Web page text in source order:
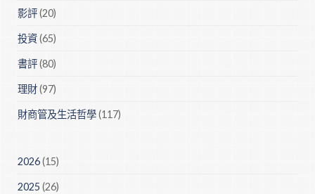
影評(20)
投資(65)
書評(80)
理財(97)
財商管及生活哲學(117)
2026(15)
2025 (26)